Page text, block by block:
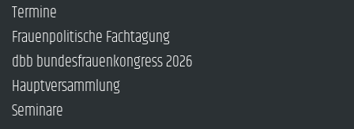
Termine
Frauenpolitische Fachtagung
dbb bundesfrauenkongress 2026
Hauptversammlung
Seminare